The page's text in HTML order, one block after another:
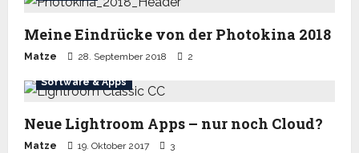
Meine Eindrücke von der Photokina 2018
Matze 28. September 2018 2
Software & Apps
Neue Lightroom Apps – nur noch Cloud?
Matze 19. Oktober 2017 3